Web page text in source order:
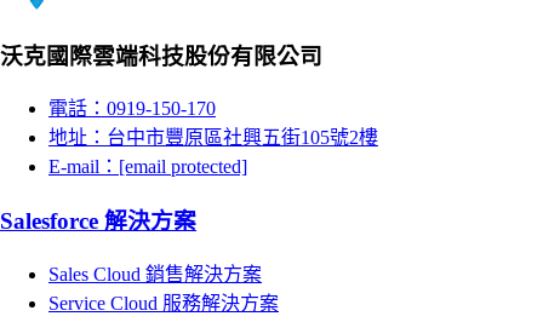
沃克國際雲端科技股份有限公司
電話：0919-150-170
地址：台中市豐原區社興五街105號2樓
E-mail： [email protected]
Salesforce 解決方案
Sales Cloud 銷售解決方案
Service Cloud 服務解決方案